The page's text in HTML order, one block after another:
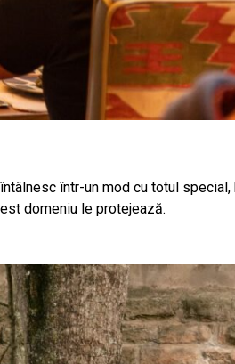
într-un mod cu totul special,
domeniu le protejează.